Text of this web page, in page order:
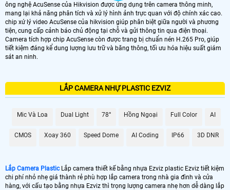
ông nghệ AcuSense của Hikvision được ứng dụng trên camera thông minh,
mang lại khả năng phân tích và xử lý hình ảnh trực quan với độ chính xác cao.
chip xứ lý video AcuSense của hikvision giúp phân biệt giữa người và phương
tiện, cung cấp cảnh báo chủ động tại chỗ và gửi thông tin qua điện thoại.
Camera tích hợp chip AcuSense còn được trang bị chuẩn nén H.265 Pro, giúp
tiết kiệm đáng kể dung lượng lưu trữ và băng thông, tối ưu hóa hiệu suất giám
sát an ninh.
LẮP CAMERA NHỰ PLASTIC EZVIZ
Mic Và Loa Dual Light 78° Hồng Ngoại Full Color AI
CMOS Xoay 360 Speed Dome AI Coding IP66 3D DNR
Lắp Camera PlasticLắp camera thiết kế bằng nhựa Ezviz plastic Ezviz tiết kiệm
chi phí nhỏ nhẹ giá thành rẻ phù hợp lắp camera trong nhà gia đình và cửa
hàng, với cấu tạo bằng nhựa Ezviz thì trọng lượng camera nhẹ hơn dễ dàng lắp